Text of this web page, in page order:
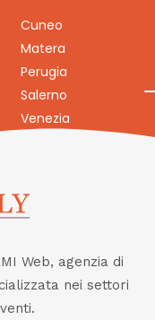
Cuneo
Matera
Perugia
Salerno
Venezia
Web, agenzia di
nei settori